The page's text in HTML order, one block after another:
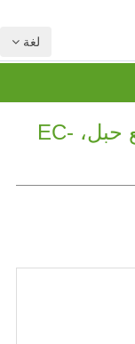
لغة
سدادة أذن سيليكون طبية مع حبل، EC-